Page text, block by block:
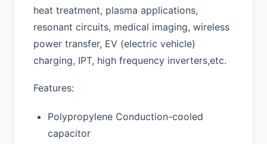
heat treatment, plasma applications,
resonant circuits, medical imaging, wireless
power transfer, EV (electric vehicle)
charging, IPT, high frequency inverters,etc.
Features:
Polypropylene Conduction-cooled
capacitor